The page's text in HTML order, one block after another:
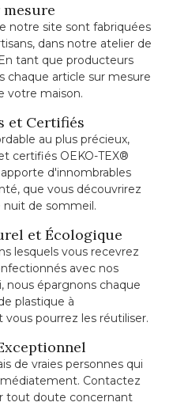
notre site sont fabriquées
dans notre atelier de
tant que producteurs
chaque article sur mesure
votre maison.
et Certifiés
au plus précieux,
certifiés OEKO-TEX®
d'innombrables
que vous découvrirez
de sommeil.
et Écologique
lesquels vous recevrez
avec nos
nous épargnons chaque
plastique à
pourrez les réutiliser.
de vraies personnes qui
Contactez
tout doute concernant